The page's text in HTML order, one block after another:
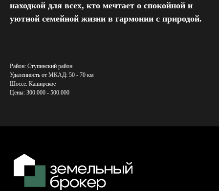
находкой для всех, кто мечтает о спокойной и
уютной семейной жизни в гармонии с природой.
Район: Ступинский район
Удаленность от МКАД: 50 - 70 км
Шоссе: Каширское
Цены: 300.000 - 500.000
© 2024. Все права защищены
Сайт не является публичной офертой
Услуги
Этапы сотрудничества